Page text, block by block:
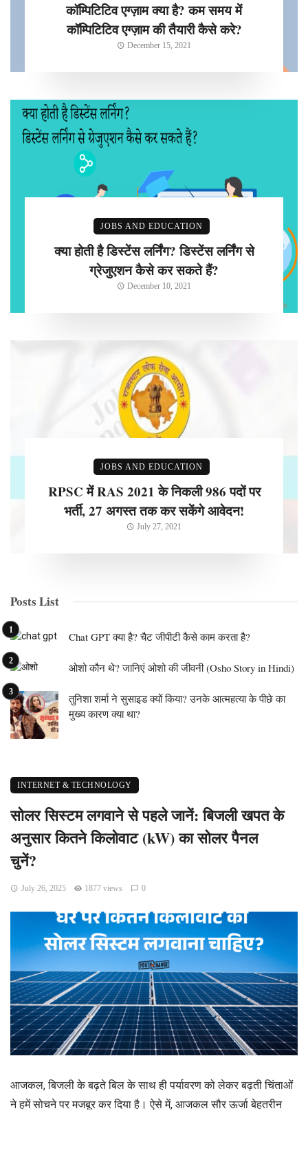
कॉम्पिटिटिव एग्ज़ाम क्या है? कम समय में
कॉम्पिटिटिव एग्ज़ाम की तैयारी कैसे करे?
December 15, 2021
JOBS AND EDUCATION
क्या होती है डिस्टेंस लर्निंग? डिस्टेंस लर्निंग से
ग्रेजुएशन कैसे कर सकते हैं?
December 10, 2021
JOBS AND EDUCATION
RPSC में RAS 2021 के निकली 986 पदों पर
भर्ती, 27 अगस्त तक कर सकेंगे आवेदन!
July 27, 2021
Posts List
Chat GPT क्या है? चैट जीपीटी कैसे काम करता है?
ओशो कौन थे? जानिएं ओशो की जीवनी (Osho Story in Hindi)
तुनिशा शर्मा ने सुसाइड क्यों किया? उनके आत्महत्या के पीछे का
मुख्य कारण क्या था?
INTERNET & TECHNOLOGY
सोलर सिस्टम लगवाने से पहले जानें: बिजली खपत के
अनुसार कितने किलोवाट (kW) का सोलर पैनल
चुनें?
July 26, 2025 1877 views 0
आजकल, बिजली के बढ़ते बिल के साथ ही पर्यावरण को लेकर बढ़ती चिंताओं
ने हमें सोचने पर मजबूर कर दिया है। ऐसे में, आजकल सौर ऊर्जा बेहतरीन